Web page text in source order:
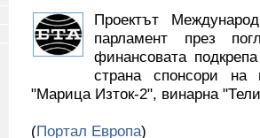
Проектът
парламент през
финансовата
страна спонсори
"Марица Изток-2", винарна
(Портал Европа)